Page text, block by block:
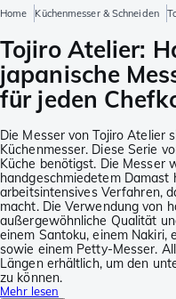
Home Küchenmesser & Schneiden
Tojiro Atelier:
japanische
für jeden
Die Messer von Tojiro Atelier
Küchenmesser. Diese Serie
Küche benötigst. Die Messer
handgeschmiedetem
arbeitsintensives Verfahren,
macht. Die Verwendung von
außergewöhnliche Qualität
einem Santoku, einem Nakiri,
sowie einem Petty-Messer.
Längen erhältlich, um den
zu können.
Mehr lesen